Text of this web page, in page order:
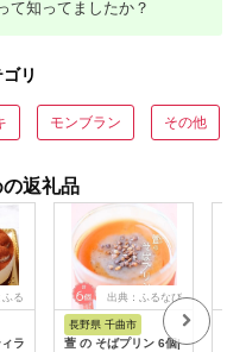
て知ってましたか？
リ
モンブラン その他
返礼品
る
ラ
出典：ふるなび
長野県 千曲市
萱 の そばプリン 6個|